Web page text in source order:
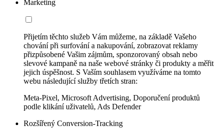
Marketing
Přijetím těchto služeb Vám můžeme, na základě Vašeho
chování při surfování a nakupování, zobrazovat reklamy
přizpůsobené Vašim zájmům, sponzorovaný obsah nebo
slevové kampaně na naše webové stránky či produkty a měřit
jejich úspěšnost. S Vaším souhlasem využíváme na tomto
webu následující služby třetích stran:
Meta-Pixel, Microsoft Advertising, Doporučení produktů
podle klikání uživatelů, Ads Defender
Rozšířený Conversion-Tracking